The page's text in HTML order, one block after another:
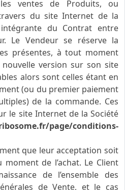
ventes de Produits, ou
du site Internet de la
du Contrat entre
Le Vendeur se réserve la
présentes, à tout moment
version sur son site
alors sont celles étant en
(ou du premier paiement
de la commande. Ces
le site Internet de la Société
/page/conditions-
que leur acceptation soit
de l’achat. Le Client
de l’ensemble des
de Vente, et le cas